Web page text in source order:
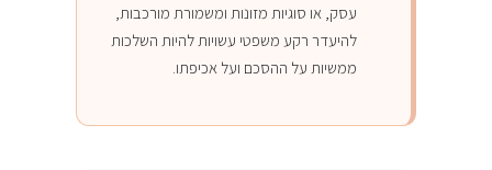
עסק, או סוגיות מזונות ומשמורת מורכבות,
להיעדר רקע משפטי עשויות להיות השלכות
ממשיות על ההסכם ועל אכיפתו.